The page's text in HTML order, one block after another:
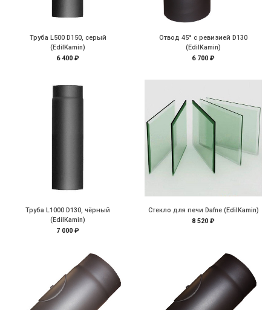
Труба L500 D150, серый
(EdilKamin)
6 400 ₽
Отвод 45° с ревизией D130
(EdilKamin)
6 700 ₽
Труба L1000 D130, чёрный
(EdilKamin)
7 000 ₽
Стекло для печи Dafne (EdilKamin)
8 520 ₽